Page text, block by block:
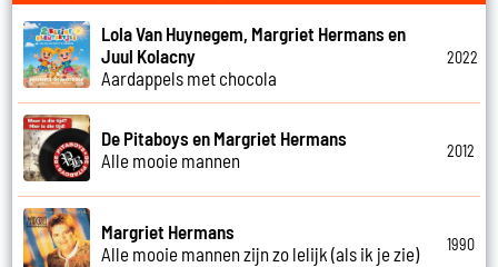
Lola Van Huynegem, Margriet Hermans en
Juul Kolacny
Aardappels met chocola
2022
De Pitaboys en Margriet Hermans
Alle mooie mannen
2012
Margriet Hermans
Alle mooie mannen zijn zo lelijk (als ik je zie)
1990